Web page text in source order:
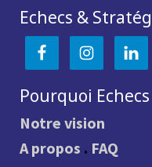
Echecs &
Pourquoi
Notre vision
A propos . FAQ